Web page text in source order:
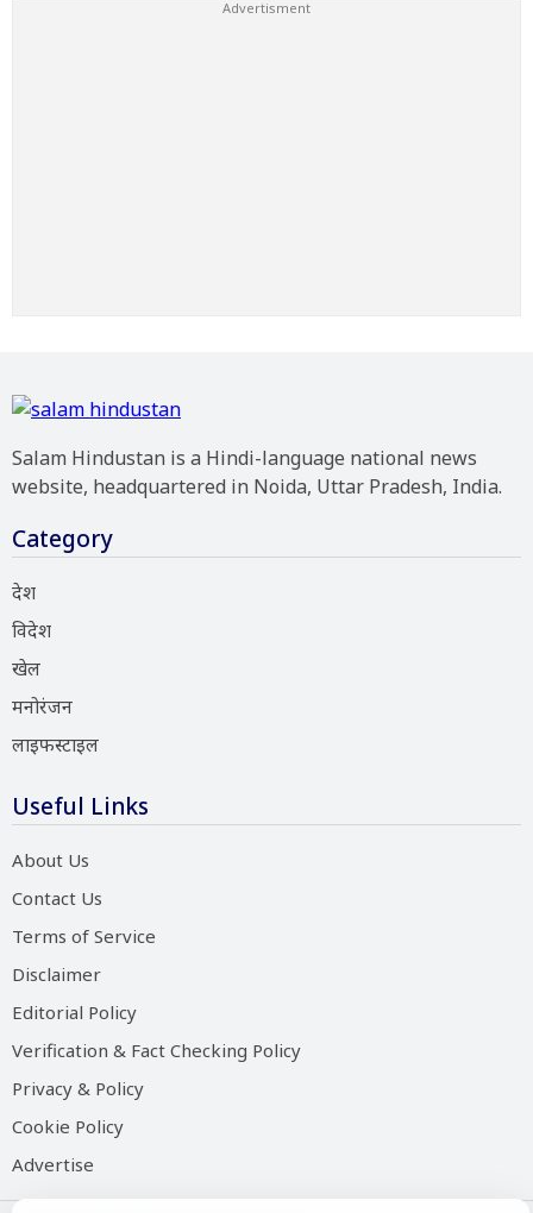
Salam Hindustan is a Hindi-language national news
website, headquartered in Noida, Uttar Pradesh, India.
Category
देश
विदेश
खेल
मनोरंजन
लाइफस्टाइल
Useful Links
About Us
Contact Us
Terms of Service
Disclaimer
Editorial Policy
Verification & Fact Checking Policy
Privacy & Policy
Cookie Policy
Advertise